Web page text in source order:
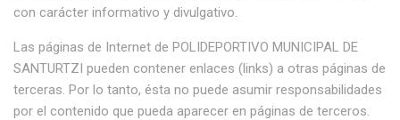
con carácter informativo y divulgativo.
Las páginas de Internet de POLIDEPORTIVO MUNICIPAL DE
SANTURTZI pueden contener enlaces (links) a otras páginas de
terceras. Por lo tanto, ésta no puede asumir responsabilidades
por el contenido que pueda aparecer en páginas de terceros.